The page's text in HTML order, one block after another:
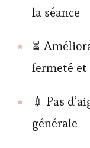
la séance
⏳
fermeté et
💉 Pas
générale